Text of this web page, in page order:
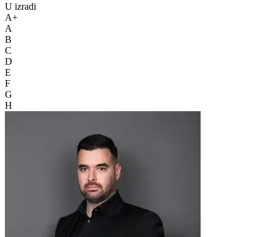
U izradi
A+
A
B
C
D
E
F
G
H